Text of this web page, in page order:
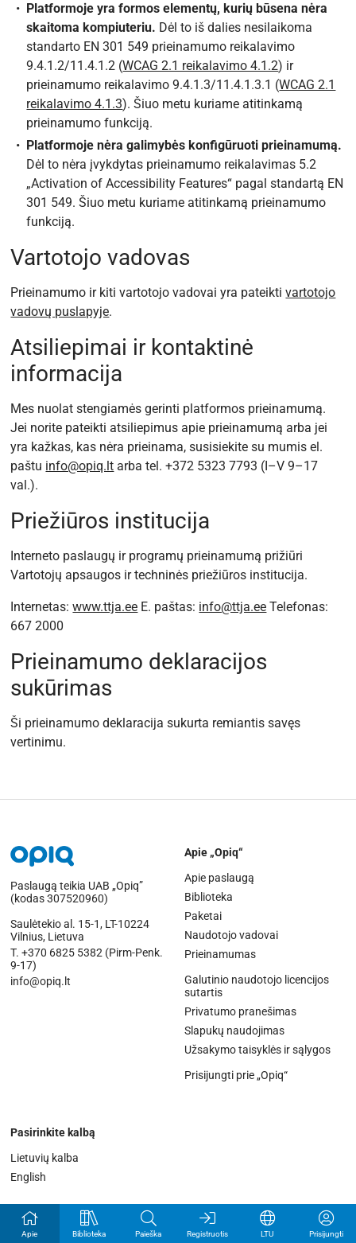
Apie Biblioteka Paieška Prisijungti
Registruotis LTU
Platformoje yra formos elementų, kurių būsena nėra
skaitoma kompiuteriu. Dėl to iš dalies nesilaikoma
standarto EN 301 549 prieinamumo reikalavimo
9.4.1.2/11.4.1.2 (WCAG 2.1 reikalavimo 4.1.2) ir
prieinamumo reikalavimo 9.4.1.3/11.4.1.3.1 (WCAG 2.1
reikalavimo 4.1.3). Šiuo metu kuriame atitinkamą
prieinamumo funkciją.
Platformoje nėra galimybės konfigūruoti prieinamumą.
Dėl to nėra įvykdytas prieinamumo reikalavimas 5.2
„Activation of Accessibility Features“ pagal standartą EN
301 549. Šiuo metu kuriame atitinkamą prieinamumo
funkciją.
Vartotojo vadovas
Prieinamumo ir kiti vartotojo vadovai yra pateiktivartotojo
vadovų puslapyje.
Atsiliepimai ir kontaktinė
informacija
Mes nuolat stengiamės gerinti platformos prieinamumą.
Jei norite pateikti atsiliepimus apie prieinamumą arba jei
yra kažkas, kas nėra prieinama, susisiekite su mumis el.
paštu info@opiq.lt arba tel.+372 5323 7793 (I–V 9–17
val.).
Priežiūros institucija
Interneto paslaugų ir programų prieinamumą prižiūri
Vartotojų apsaugos ir techninės priežiūros institucija.
Internetas:www.ttja.ee E. paštas: info@ttja.ee Telefonas:
667 2000
Prieinamumo deklaracijos
sukūrimas
Ši prieinamumo deklaracija sukurta remiantis savęs
vertinimu.
Paslaugą teikia UAB „Opiq”
(kodas 307520960)
Saulėtekio al. 15-1, LT-10224
Vilnius, Lietuva
T. +370 6825 5382 (Pirm-Penk.
9-17)
info@opiq.lt
Apie „Opiq“
Apie paslaugą
Biblioteka
Paketai
Naudotojo vadovai
Prieinamumas
Galutinio naudotojo licencijos
sutartis
Privatumo pranešimas
Slapukų naudojimas
Užsakymo taisyklės ir sąlygos
Prisijungti prie „Opiq“
Pasirinkite kalbą
Lietuvių kalba
English